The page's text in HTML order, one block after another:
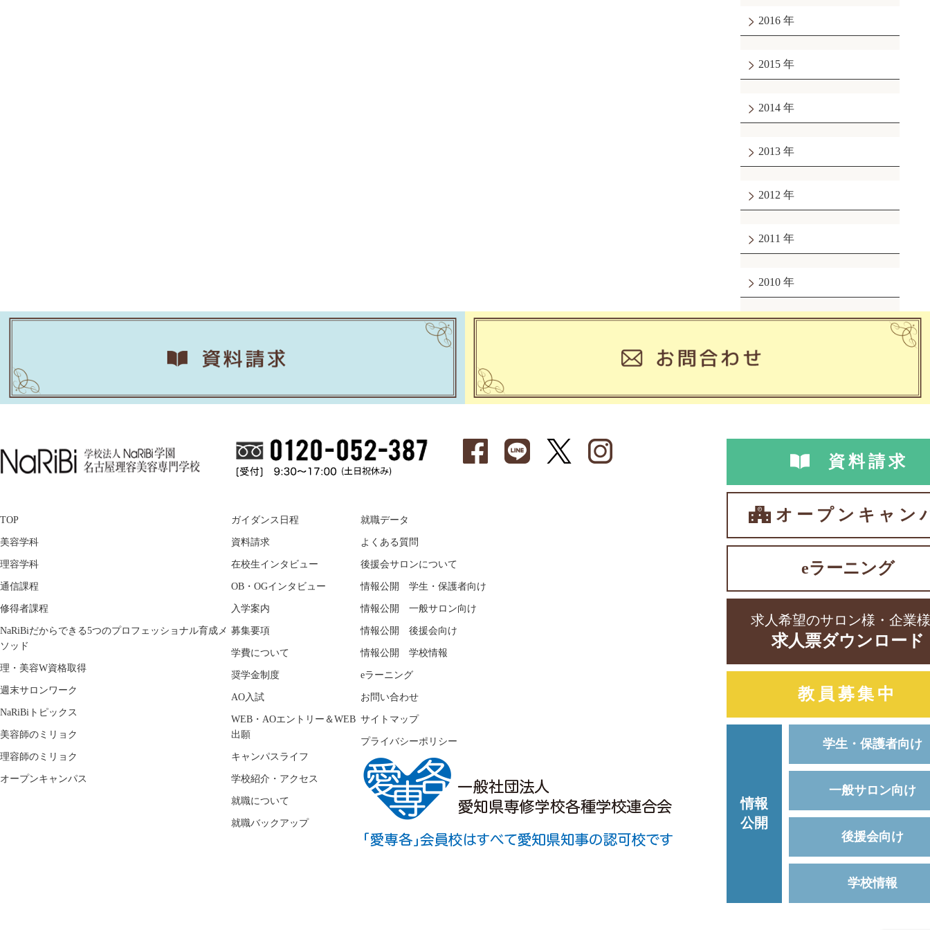
2016
2015
2014
2013
2012
2011
2010
TOP
美容学科
理容学科
通信課程
修得者課程
NaRiBiだからできる5つのプロフェッショナル育成メ
ソッド
理・美容W資格取得
週末サロンワーク
NaRiBiトピックス
美容師のミリョク
理容師のミリョク
オープンキャンパス
ガイダンス日程
資料請求
在校生インタビュー
OB・OGインタビュー
入学案内
募集要項
学費について
奨学金制度
AO入試
WEB・AOエントリー＆WEB
出願
キャンパスライフ
学校紹介・アクセス
就職について
就職バックアップ
就職データ
よくある質問
後援会サロンについて
情報公開 学生・保護者向け
情報公開 一般サロン向け
情報公開 後援会向け
情報公開 学校情報
eラーニング
お問い合わせ
サイトマップ
プライバシーポリシー
資料請求
オープンキャン
eラーニング
求人希望のサロン様・企業
求人票ダウンロード
教員募集中
情報
公開
学生・保護者向け
一般サロン向け
後援会向け
学校情報